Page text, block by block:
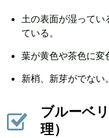
土の表面が湿って
ている。
葉が黄色や茶色に変
新梢、新芽がでない
ブルーベ
理）